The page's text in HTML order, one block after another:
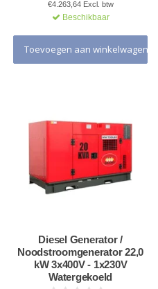
€4.263,64 Excl. btw
Beschikbaar
Toevoegen aan winkelwagen
Diesel Generator /
Noodstroomgenerator 22,0
kW 3x400V - 1x230V
Watergekoeld